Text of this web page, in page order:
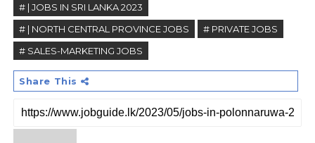
# | JOBS IN SRI LANKA 2023
# | NORTH CENTRAL PROVINCE JOBS
# PRIVATE JOBS
# SALES-MARKETING JOBS
Share This